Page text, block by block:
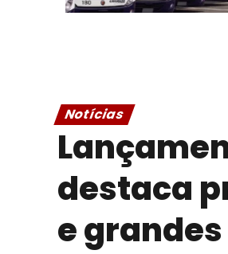
Notícias
destaca
e